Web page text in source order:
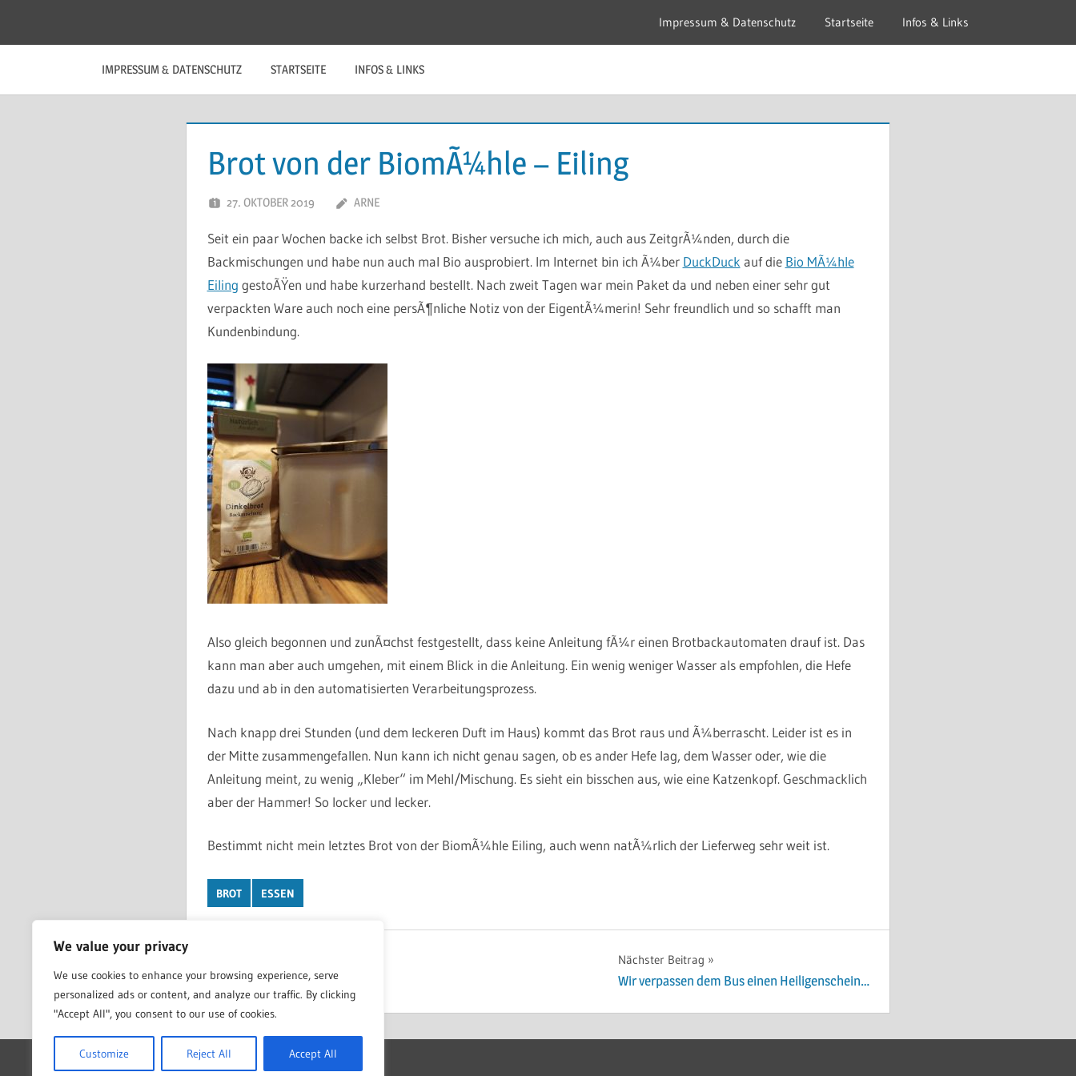
We value your privacy
We use cookies to enhance your browsing experience, serve
personalized ads or content, and analyze our traffic. By clicking
"Accept All", you consent to our use of cookies.
Customize Reject All Accept All
Impressum & Datenschutz Startseite Infos & Links
IMPRESSUM & DATENSCHUTZ STARTSEITE INFOS & LINKS
Brot von der BiomÃ¼hle – Eiling
27. OKTOBER 2019 ARNE
Seit ein paar Wochen backe ich selbst Brot. Bisher versuche ich mich, auch aus ZeitgrÃ¼nden, durch die
Backmischungen und habe nun auch mal Bio ausprobiert. Im Internet bin ich Ã¼ber DuckDuck auf die Bio MÃ¼hle
Eiling gestoÃŸen und habe kurzerhand bestellt. Nach zweit Tagen war mein Paket da und neben einer sehr gut
verpackten Ware auch noch eine persÃ¶nliche Notiz von der EigentÃ¼merin! Sehr freundlich und so schafft man
Kundenbindung.
Also gleich begonnen und zunÃ¤chst festgestellt, dass keine Anleitung fÃ¼r einen Brotbackautomaten drauf ist. Das
kann man aber auch umgehen, mit einem Blick in die Anleitung. Ein wenig weniger Wasser als empfohlen, die Hefe
dazu und ab in den automatisierten Verarbeitungsprozess.
Nach knapp drei Stunden (und dem leckeren Duft im Haus) kommt das Brot raus und Ã¼berrascht. Leider ist es in
der Mitte zusammengefallen. Nun kann ich nicht genau sagen, ob es ander Hefe lag, dem Wasser oder, wie die
Anleitung meint, zu wenig „Kleber“ im Mehl/Mischung. Es sieht ein bisschen aus, wie eine Katzenkopf. Geschmacklich
aber der Hammer! So locker und lecker.
Bestimmt nicht mein letztes Brot von der BiomÃ¼hle Eiling, auch wenn natÃ¼rlich der Lieferweg sehr weit ist.
BROT ESSEN
Armada – Ernest Cline
Nächster Beitrag
Wir verpassen dem Bus einen Heiligenschein…